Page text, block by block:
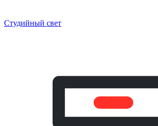
Студийный свет